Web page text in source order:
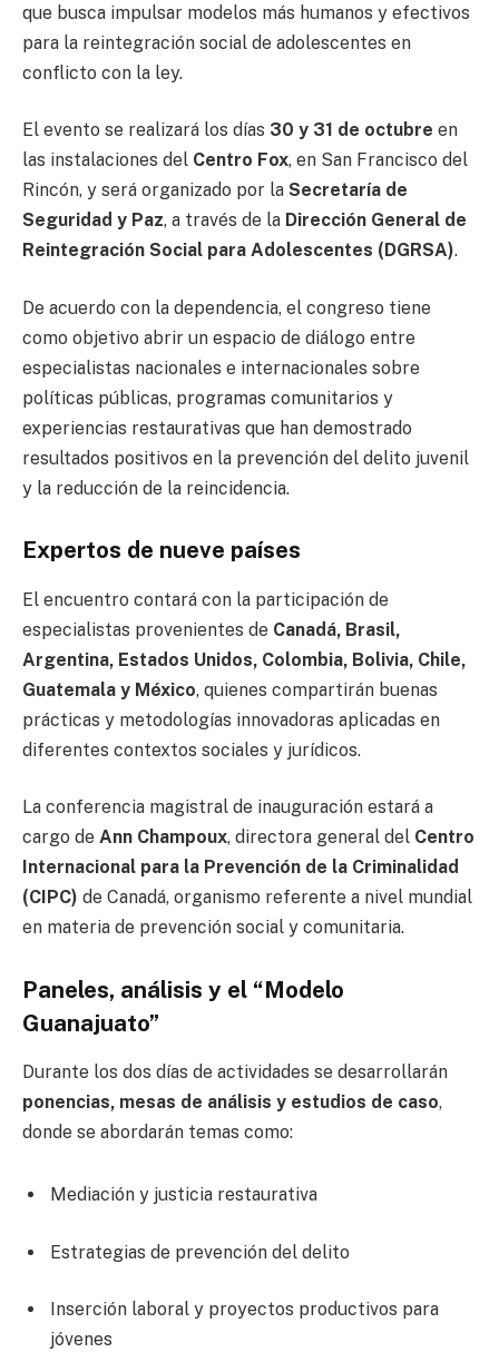
que busca impulsar modelos más humanos y efectivos
para la reintegración social de adolescentes en
conflicto con la ley.
El evento se realizará los días 30 y 31 de octubre en
las instalaciones del Centro Fox, en San Francisco del
Rincón, y será organizado por la Secretaría de
Seguridad y Paz, a través de la Dirección General de
Reintegración Social para Adolescentes (DGRSA).
De acuerdo con la dependencia, el congreso tiene
como objetivo abrir un espacio de diálogo entre
especialistas nacionales e internacionales sobre
políticas públicas, programas comunitarios y
experiencias restaurativas que han demostrado
resultados positivos en la prevención del delito juvenil
y la reducción de la reincidencia.
Expertos de nueve países
El encuentro contará con la participación de
especialistas provenientes de Canadá, Brasil,
Argentina, Estados Unidos, Colombia, Bolivia, Chile,
Guatemala y México, quienes compartirán buenas
prácticas y metodologías innovadoras aplicadas en
diferentes contextos sociales y jurídicos.
La conferencia magistral de inauguración estará a
cargo de Ann Champoux, directora general del Centro
Internacional para la Prevención de la Criminalidad
(CIPC) de Canadá, organismo referente a nivel mundial
en materia de prevención social y comunitaria.
Paneles, análisis y el “Modelo
Guanajuato”
Durante los dos días de actividades se desarrollarán
ponencias, mesas de análisis y estudios de caso,
donde se abordarán temas como:
Mediación y justicia restaurativa
Estrategias de prevención del delito
Inserción laboral y proyectos productivos para
jóvenes